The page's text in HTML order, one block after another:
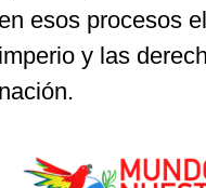
en esos procesos
imperio y las
nación.